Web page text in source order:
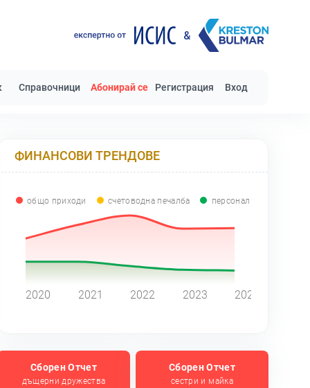
Справочници Абонирай се Регистрация Вход
ФИНАНСОВИ ТРЕНДОВЕ
общо приходи счетоводна печалба персонал
2020 2021 2022 2023 2024
Сборен Отчет
дъщерни дружества
Сборен Отчет
сестри и майка